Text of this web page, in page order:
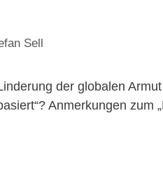
Sell
der globalen
Anmerkungen